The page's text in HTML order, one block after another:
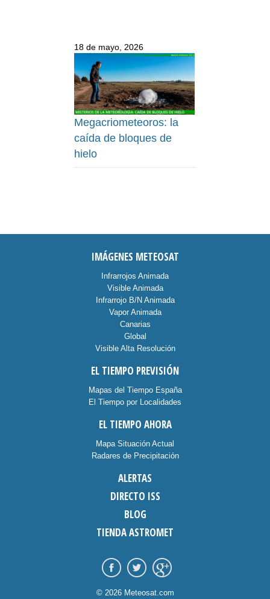
18 de mayo, 2026
Megacriometeoros: la
caída de bloques de
hielo
IMÁGENES METEOSAT
Infrarrojos Animada
Visible Animada
Infrarrojo B/N Animada
Vapor Animada
Canarias
Global
Visible Alta Resolución
EL TIEMPO PREVISIÓN
Mapas del Tiempo España
El Tiempo por Localidades
EL TIEMPO AHORA
Mapa Situación Actual
Radares de Precipitación
ALERTAS
DIRECTO ISS
BLOG
TIENDA ASTROMET
© 2026 Meteosat.com